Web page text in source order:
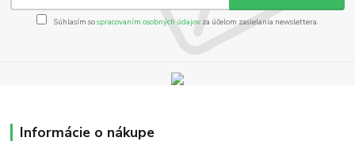
Súhlasím sospracovaním osobných údajov za účelom zasielania newslettera.
Informácie o nákupe